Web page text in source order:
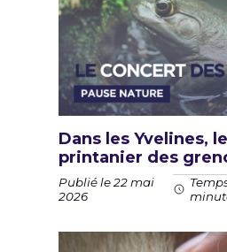
Dans les Yvelines,
printanier des
Publié le 22 mai
2026